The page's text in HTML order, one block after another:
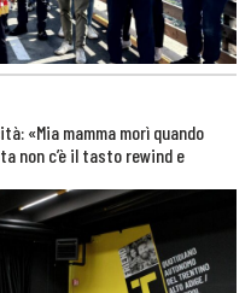
«Mia mamma morì quando
non c’è il tasto rewind e